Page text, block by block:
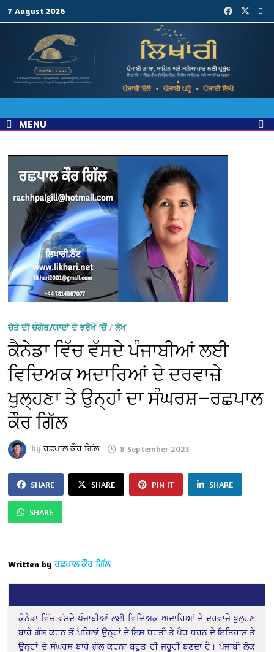
7 August 2026
MENU
ਚੇਤੇ ਦੀ ਚੰਗੇਰ/ਯਾਦਾਂ ਦੇ ਝਰੋਖੇ ‘ਚੋਂ/ਲੇਖ
ਕੈਨੇਡਾ ਵਿੱਚ ਵੱਸਦੇ ਪੰਜਾਬੀਆਂ ਲਈ
ਵਿਦਿਅਕ ਅਦਾਰਿਆਂ ਦੇ ਦਰਵਾਜ਼ੇ
ਖੁਲ੍ਹਣਾ ਤੇ ਉਨ੍ਹਾਂ ਦਾ ਸੰਘਰਸ਼—ਰਛਪਾਲ
ਕੌਰ ਗਿੱਲ
byਰਛਪਾਲ ਕੌਰ ਗਿੱਲ 8 September 2023
SHARE SHARE PIN IT SHARE
SHARE
Written by ਰਛਪਾਲ ਕੌਰ ਗਿੱਲ
ਕੈਨੇਡਾ ਵਿੱਚ ਵੱਸਦੇ ਪੰਜਾਬੀਆਂ ਲਈ ਵਿਦਿਅਕ ਅਦਾਰਿਆਂ ਦੇ ਦਰਵਾਜ਼ੇ ਖੁਲ੍ਹਣ
ਬਾਰੇ ਗੱਲ ਕਰਨ ਤੋਂ ਪਹਿਲਾਂ ਉਨ੍ਹਾਂ ਦੇ ਇਸ ਧਰਤੀ ਤੇ ਪੈਰ ਧਰਨ ਦੇ ਇਤਿਹਾਸ ਤੇ
ਉਨ੍ਹਾਂ ਦੇ ਸੰਘਰਸ ਬਾਰੇ ਗੱਲ ਕਰਨਾ ਬਹੁਤ ਹੀ ਜਰੂਰੀ ਬਣਦਾ ਹੈ। ਪੰਜਾਬੀ ਲੋਕ